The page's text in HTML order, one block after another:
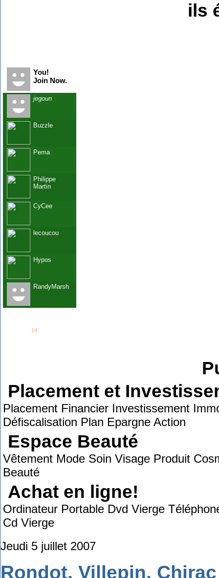
ils
You!
Join Now.
jegoun
Buzzle
Pema
Philippe
Martin
CyCee
lecoucou
Hypos
RandyMarsh
14members...
Placement et
Placement Financier Investissement
Défiscalisation Plan Epargne Action
Espace Beauté
Vêtement Mode Soin Visage Produit
Beauté
Achat en ligne!
Ordinateur Portable Dvd Vierge
Cd Vierge
Jeudi 5 juillet 2007
Rondot, Villepin,